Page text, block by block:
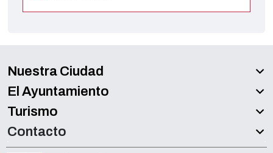
Nuestra Ciudad
El Ayuntamiento
Turismo
Contacto